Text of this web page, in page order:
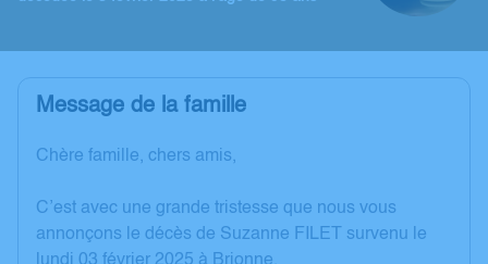
Message de la famille
Chère famille, chers amis,
C’est avec une grande tristesse que nous vous
annonçons le décès de Suzanne FILET survenu le